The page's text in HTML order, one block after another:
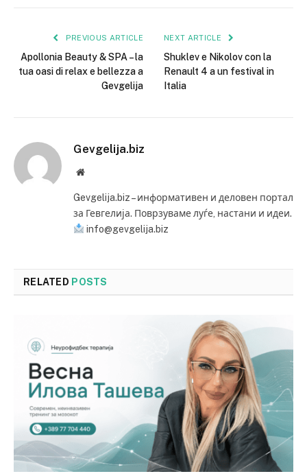
PREVIOUS ARTICLE
Apollonia Beauty & SPA – la
tua oasi di relax e bellezza a
Gevgelija
NEXT ARTICLE
Shuklev e Nikolov con la
Renault 4 a un festival in
Italia
Gevgelija.biz
Website
Gevgelija.biz – информативен и деловен портал
за Гевгелија. Поврзуваме луѓе, настани и идеи.
info@gevgelija.biz
RELATED POSTS